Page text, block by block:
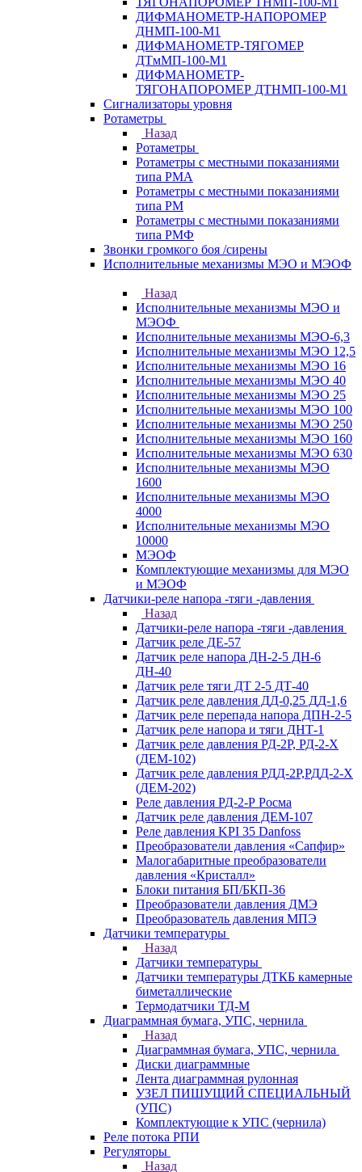
ДИФМАНОМЕТР-НАПОРОМЕР
ДНМП-100-М1
ДИФМАНОМЕТР-ТЯГОМЕР
ДТмМП-100-М1
ДИФМАНОМЕТР-
ТЯГОНАПОРОМЕР ДТНМП-100-М1
Сигнализаторы уровня
Ротаметры
Назад
Ротаметры
Ротаметры с местными показаниями
типа РМА
Ротаметры с местными показаниями
типа РМ
Ротаметры с местными показаниями
типа РМФ
Звонки громкого боя /сирены
Исполнительные механизмы МЭО и МЭОФ
Назад
Исполнительные механизмы МЭО и
МЭОФ
Исполнительные механизмы МЭО-6,3
Исполнительные механизмы МЭО 12,5
Исполнительные механизмы МЭО 16
Исполнительные механизмы МЭО 40
Исполнительные механизмы МЭО 25
Исполнительные механизмы МЭО 100
Исполнительные механизмы МЭО 250
Исполнительные механизмы МЭО 160
Исполнительные механизмы МЭО 630
Исполнительные механизмы МЭО
1600
Исполнительные механизмы МЭО
4000
Исполнительные механизмы МЭО
10000
МЭОФ
Комплектующие механизмы для МЭО
и МЭОФ
Датчики-реле напора -тяги -давления
Назад
Датчики-реле напора -тяги -давления
Датчик реле ДЕ-57
Датчик реле напора ДН-2-5 ДН-6
ДН-40
Датчик реле тяги ДТ 2-5 ДТ-40
Датчик реле давления ДД-0,25 ДД-1,6
Датчик реле перепада напора ДПН-2-5
Датчик реле напора и тяги ДНТ-1
Датчик реле давления РД-2Р, РД-2-Х
(ДЕМ-102)
Датчик реле давления РДД-2Р,РДД-2-Х
(ДЕМ-202)
Реле давления РД-2-Р Росма
Датчик реле давления ДЕМ-107
Реле давления KPI 35 Danfoss
Преобразователи давления «Сапфир»
Малогабаритные преобразователи
давления «Кристалл»
Блоки питания БП/БКП-36
Преобразователи давления ДМЭ
Преобразователь давления МПЭ
Датчики температуры
Назад
Датчики температуры
Датчики температуры ДТКБ камерные
биметаллические
Термодатчики ТД-М
Диаграммная бумага, УПС, чернила
Назад
Диаграммная бумага, УПС, чернила
Диски диаграммные
Лента диаграммная рулонная
УЗЕЛ ПИШУЩИЙ СПЕЦИАЛЬНЫЙ
(УПС)
Комплектующие к УПС (чернила)
Реле потока РПИ
Регуляторы
Назад